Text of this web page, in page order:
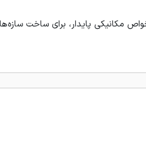
مکانیکی پایدار، برای ساخت